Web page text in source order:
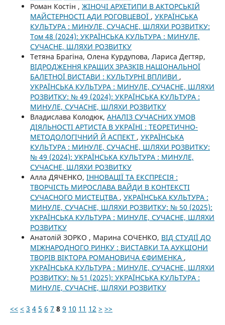
Роман Костін , ЖІНОЧІ АРХЕТИПИ В АКТОРСЬКІЙ
МАЙСТЕРНОСТІ АДИ РОГОВЦЕВОЇ , УКРАЇНСЬКА
КУЛЬТУРА : МИНУЛЕ, СУЧАСНЕ, ШЛЯХИ РОЗВИТКУ:
Том 48 (2024): УКРАЇНСЬКА КУЛЬТУРА : МИНУЛЕ,
СУЧАСНЕ, ШЛЯХИ РОЗВИТКУ
Тетяна Брагіна, Олена Курдупова, Лариса Дегтяр,
ВІДРОДЖЕННЯ КРАЩИХ ЗРАЗКІВ НАЦІОНАЛЬНОЇ
БАЛЕТНОЇ ВИСТАВИ : КУЛЬТУРНІ ВПЛИВИ ,
УКРАЇНСЬКА КУЛЬТУРА : МИНУЛЕ, СУЧАСНЕ, ШЛЯХИ
РОЗВИТКУ: № 49 (2024): УКРАЇНСЬКА КУЛЬТУРА :
МИНУЛЕ, СУЧАСНЕ, ШЛЯХИ РОЗВИТКУ
Владислава Колодюк, АНАЛІЗ СУЧАСНИХ УМОВ
ДІЯЛЬНОСТІ АРТИСТА В УКРАЇНІ : ТЕОРЕТИЧНО-
МЕТОДОЛОГІЧНИЙ Й АСПЕКТ , УКРАЇНСЬКА
КУЛЬТУРА : МИНУЛЕ, СУЧАСНЕ, ШЛЯХИ РОЗВИТКУ:
№ 49 (2024): УКРАЇНСЬКА КУЛЬТУРА : МИНУЛЕ,
СУЧАСНЕ, ШЛЯХИ РОЗВИТКУ
Алла ДЯЧЕНКО, ІННОВАЦІЇ ТА ЕКСПРЕСІЯ :
ТВОРЧІСТЬ МИРОСЛАВА ВАЙДИ В КОНТЕКСТІ
СУЧАСНОГО МИСТЕЦТВА , УКРАЇНСЬКА КУЛЬТУРА :
МИНУЛЕ, СУЧАСНЕ, ШЛЯХИ РОЗВИТКУ: № 50 (2025):
УКРАЇНСЬКА КУЛЬТУРА : МИНУЛЕ, СУЧАСНЕ, ШЛЯХИ
РОЗВИТКУ
Анатолій ЗОРКО , Марина СОЧЕНКО, ВІД СТУДІЇ ДО
МІЖНАРОДНОГО РИНКУ : ВИСТАВКИ ТА АУКЦІОНИ
ТВОРІВ ВІКТОРА РОМАНОВИЧА ЄФИМЕНКА ,
УКРАЇНСЬКА КУЛЬТУРА : МИНУЛЕ, СУЧАСНЕ, ШЛЯХИ
РОЗВИТКУ: № 51 (2025): УКРАЇНСЬКА КУЛЬТУРА :
МИНУЛЕ, СУЧАСНЕ, ШЛЯХИ РОЗВИТКУ
<< < 3 4 5 6 7 8 9 10 11 12 > >>